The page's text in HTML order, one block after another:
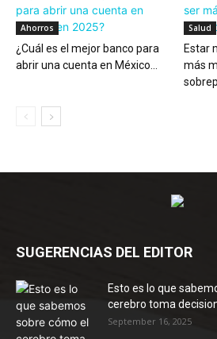
Ahorros
¿Cuál es el mejor banco para
abrir una cuenta en México...
Salud
Estar
más
SUGERENCIAS DEL EDITOR
Esto es lo que
cerebro toma
September 16, 2025